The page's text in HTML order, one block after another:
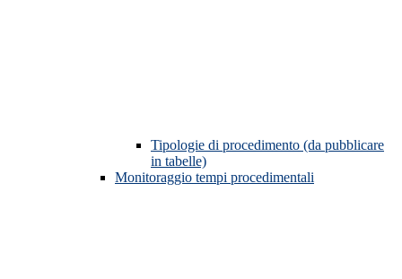
Tipologie di procedimento (da pubblicare
in tabelle)
Monitoraggio tempi procedimentali